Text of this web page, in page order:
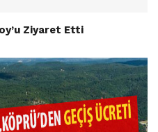
Ziyaret Etti